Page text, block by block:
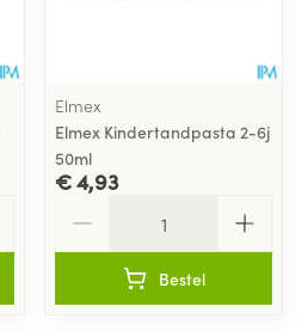
Elmex
Elmex Kindertandpasta 2-6j
50ml
€ 4,93
Bestel